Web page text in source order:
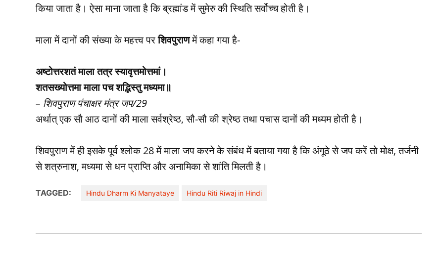
किया जाता है। ऐसा माना जाता है कि ब्रह्मांड में सुमेरु की स्थिति सर्वोच्च होती है।
माला में दानों की संख्या के महत्त्व परशिवपुराणमें कहा गया है-
अष्टोत्तरशतं माला तत्र स्यावृत्तमोत्तमां।
शतसख्योत्तमा माला पच शद्भिस्तु मध्यमा॥
– शिवपुराण पंचाक्षर मंत्र जप/29
अर्थात् एक सौ आठ दानों की माला सर्वश्रेष्ठ, सौ-सौ की श्रेष्ठ तथा पचास दानों की मध्यम होती है।
शिवपुराण में ही इसके पूर्व श्लोक 28 में माला जप करने के संबंध में बताया गया है कि अंगूठे से जप करें तो मोक्ष, तर्जनी
से शत्रुनाश, मध्यमा से धन प्राप्ति और अनामिका से शांति मिलती है।
TAGGED: Hindu Dharm Ki Manyataye Hindu Riti Riwaj in Hindi